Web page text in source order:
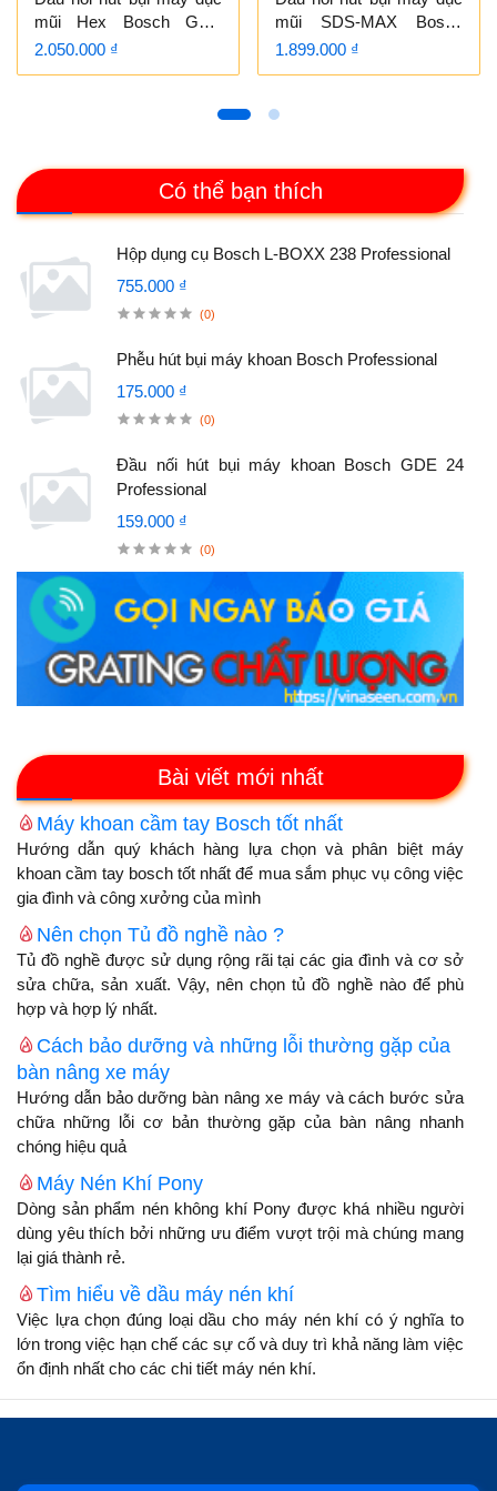
Có thể bạn thích
Hộp dụng cụ Bosch L-BOXX 238 Professional
755.000 ₫
(0)
Phễu hút bụi máy khoan Bosch Professional
175.000 ₫
(0)
Đầu nối hút bụi máy khoan Bosch GDE 24
Professional
159.000 ₫
(0)
Bài viết mới nhất
Máy khoan cầm tay Bosch tốt nhất
Hướng dẫn quý khách hàng lựa chọn và phân biệt máy
khoan cầm tay bosch tốt nhất để mua sắm phục vụ công việc
gia đình và công xưởng của mình
Nên chọn Tủ đồ nghề nào ?
Tủ đồ nghề được sử dụng rộng rãi tại các gia đình và cơ sở
sửa chữa, sản xuất. Vậy, nên chọn tủ đồ nghề nào để phù
hợp và hợp lý nhất.
Cách bảo dưỡng và những lỗi thường gặp của
bàn nâng xe máy
Hướng dẫn bảo dưỡng bàn nâng xe máy và cách bước sửa
chữa những lỗi cơ bản thường gặp của bàn nâng nhanh
chóng hiệu quả
Máy Nén Khí Pony
Dòng sản phẩm nén không khí Pony được khá nhiều người
dùng yêu thích bởi những ưu điểm vượt trội mà chúng mang
lại giá thành rẻ.
Tìm hiểu về dầu máy nén khí
Việc lựa chọn đúng loại dầu cho máy nén khí có ý nghĩa to
lớn trong việc hạn chế các sự cố và duy trì khả năng làm việc
ổn định nhất cho các chi tiết máy nén khí.
mũi Hex Bosch GDE
HEX Professional
2.050.000 ₫
mũi SDS-MAX Bosch
GDE MAX Professional
1.899.000 ₫